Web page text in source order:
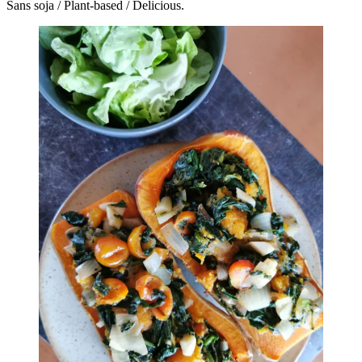
Sans soja / Plant-based / Delicious.